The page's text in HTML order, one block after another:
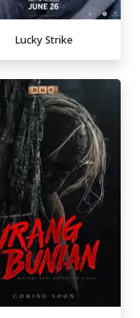
Lucky Strike